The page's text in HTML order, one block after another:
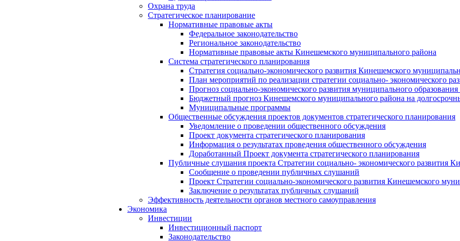
Охрана труда
Стратегическое планирование
Нормативные правовые акты
Федеральное законодательство
Региональное законодательство
Нормативные правовые акты Кинешемского муниципального района
Система стратегического планирования
Стратегия социально-экономического развития Кинешемского
План мероприятий по реализации стратегии социально- экономического
Прогноз социально-экономического развития муниципального
Бюджетный прогноз Кинешемского муниципального района на
Муниципальные программы
Общественные обсуждения проектов документов стратегического планирования
Уведомление о проведении общественного обсуждения
Проект документа стратегического планирования
Информация о результатах проведения общественного обсуждения
Доработанный Проект документа стратегического планирования
Публичные слушания проекта Стратегии социально- экономического развития
Сообщение о проведении публичных слушаний
Проект Стратегии социально-экономического развития Кинешемского
Заключение о результатах публичных слушаний
Эффективность деятельности органов местного самоуправления
Экономика
Инвестиции
Инвестиционный паспорт
Законодательство